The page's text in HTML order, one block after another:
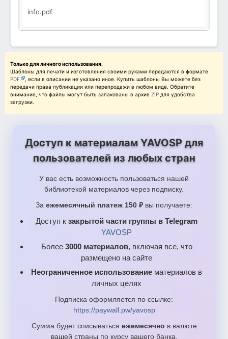
info.pdf
Только для личного использования.
Шаблоны для печати и изготовления своими руками передаются в формате
PDF
, если в описании не указано иное. Купить шаблоны Вы можете без
передачи права публикации или перепродажи в любом виде. Обратите
внимание, что файлы могут быть запакованы в архив ZIP для удобства
загрузки.
Доступ к материалам YAVOSP для
пользователей из любых стран
У вас есть возможность пользоваться нашей
библиотекой материалов через подписку.
За ежемесячный платеж 150 ₽ вы получаете:
Доступ к закрытой части группы в Telegram
YAVOSP
Более 3000 материалов, включая все, что
размещено на сайте
Неограниченное использование материалов в
личных целях
Подписка оформляется по ссылке:
https://paywall.pw/yavosp
Сумма будет списываться ежемесячно в валюте
вашей страны по курсу вашего банка.